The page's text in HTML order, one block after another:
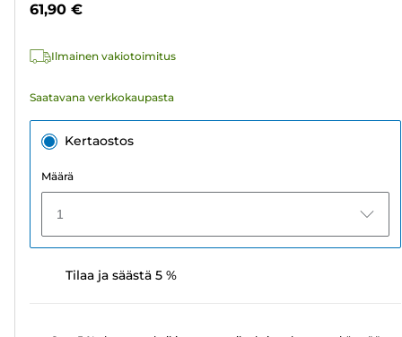
61,90 €
Ilmainen vakiotoimitus
Saatavana verkkokaupasta
Kertaostos
Määrä
1
Tilaa ja säästä 5 %